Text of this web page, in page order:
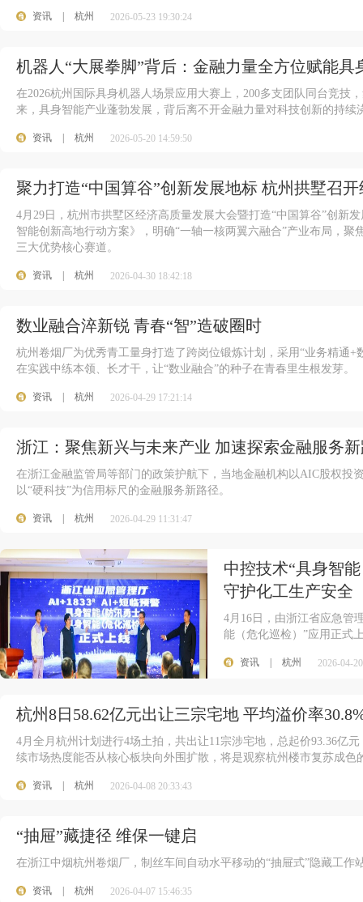
资讯 杭州 2026-05-23 19:30:24
机器人“大展拳脚”背后：金融力量全方位赋能具
在2026杭州国际具身机器人场景应用大赛上，200多支团队同台竞技
来，具身智能产业蓬勃发展，背后离不开金融力量对科技创新的持续
资讯 杭州 2026-05-20 14:59:50
聚力打造“中国算谷”创新发展地标 杭州拱墅召
4月29日，杭州市拱墅区经济高质量发展大会暨打造“中国算谷”创新
智能创新高地行动方案》，明确“一轴一核两翼六融合”产业布局，
三大优势核心赛道。
资讯 杭州 2026-04-30 18:42:18
数业融合淬新锐 青春“智”造破圈时
杭州卷烟厂为优秀青工量身打造了跨岗位锻炼计划，采用“业务精通
在实践中练本领、长才干，让“数业融合”的种子在青春里生根发芽。
资讯 杭州 2026-04-29 17:21:14
浙江：聚焦新兴与未来产业 加速探索金融服务
在浙江金融监管局等部门的政策护航下，当地金融机构以AIC股权投
以“硬科技”为信用标尺的金融服务新路径。
资讯 杭州 2026-04-29 11:31:47
中控技术“具身智
守护化工生产安全
4月16日，由浙江省应急管
能（危化巡检）”应用正式
资讯 杭州 2026-04-
杭州8日58.62亿元出让三宗宅地 平均溢价率
4月全月杭州计划进行4场土拍，共出让11宗涉宅地，总起价93.36亿
续市场热度能否从核心板块向外围扩散，将是观察杭州楼市复苏成色
资讯 杭州 2026-04-08 20:33:43
“抽屉”藏捷径 维保一键启
在浙江中烟杭州卷烟厂，制丝车间自动水平移动的“抽屉式”隐藏工作
资讯 杭州 2026-04-07 15:46:35